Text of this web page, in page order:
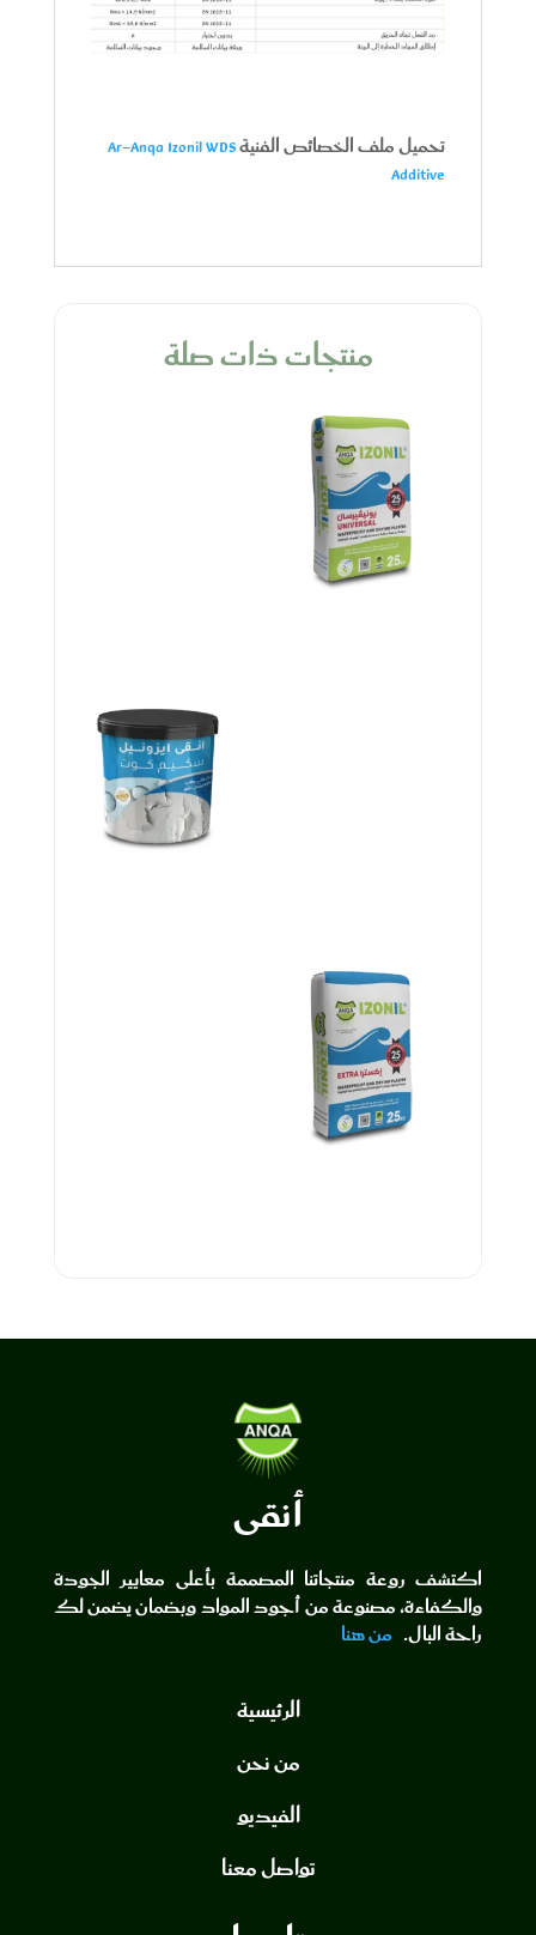
تحميل ملف الخصائص الفنيةAr-Anqa Izonil WDS
Additive
منتجات ذات صلة
أنقى
اكتشف روعة منتجاتنا المصممة بأعلى معايير الجودة
والكفاءة، مصنوعة من أجود المواد وبضمان يضمن لك
راحة البال. من هنا
الرئيسية
من نحن
الفيديو
تواصل معنا